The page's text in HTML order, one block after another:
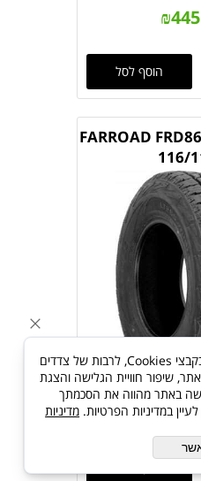
₪445
הוסף לסל
FARROAD
116/
לידיעתך, באתרנו נעשה שימוש בקבצי Cookies, לרבות של צדדים
שיפור חוויית הגלישה והצגת
באתר מהווה את הסכמתך
במדיניות הפרטיות. מדיניות